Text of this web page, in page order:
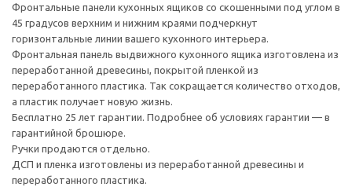
Фронтальные панели кухонных ящиков со скошенными под углом в
45 градусов верхним и нижним краями подчеркнут
горизонтальные линии вашего кухонного интерьера.
Фронтальная панель выдвижного кухонного ящика изготовлена из
переработанной древесины, покрытой пленкой из
переработанного пластика. Так сокращается количество отходов,
а пластик получает новую жизнь.
Бесплатно 25 лет гарантии. Подробнее об условиях гарантии — в
гарантийной брошюре.
Ручки продаются отдельно.
ДСП и пленка изготовлены из переработанной древесины и
переработанного пластика.